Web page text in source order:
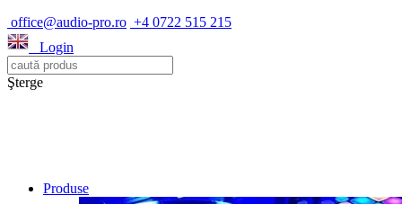
office@audio-pro.ro +4 0722 515 215
Login
Şterge
Produse